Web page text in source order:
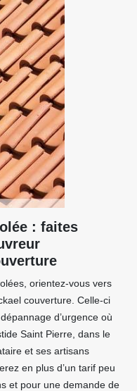
: faites
orientez-vous vers
couverture. Celle-ci
d’urgence où
Saint Pierre, dans le
et ses artisans
en plus d’un tarif peu
et pour une demande de